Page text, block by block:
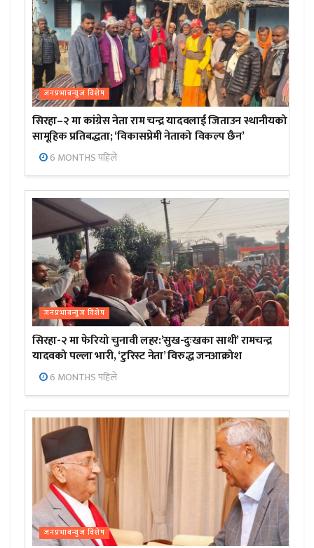
जनप्रभाबन्युज विशेष
सिरहा–२ मा कांग्रेस नेता राम चन्द्र यादवलाई जिताउन स्थानीयको
सामूहिक प्रतिबद्धता; ‘विकासप्रेमी नेताको विकल्प छैन’
6 MONTHS पहिले
जनप्रभाबन्युज विशेष
सिरहा-२ मा फेरियो चुनावी लहर:’सुख-दुःखका साथी’ रामचन्द्र
यादवको पल्ला भारी, ‘टुरिस्ट नेता’ विरुद्ध जनआक्रोश
6 MONTHS पहिले
जनप्रभाबन्युज विशेष